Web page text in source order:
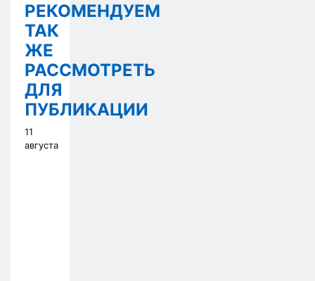
РЕКОМЕНДУЕМ
ТАК
ЖЕ
РАССМОТРЕТЬ
ДЛЯ
ПУБЛИКАЦИИ
11
августа